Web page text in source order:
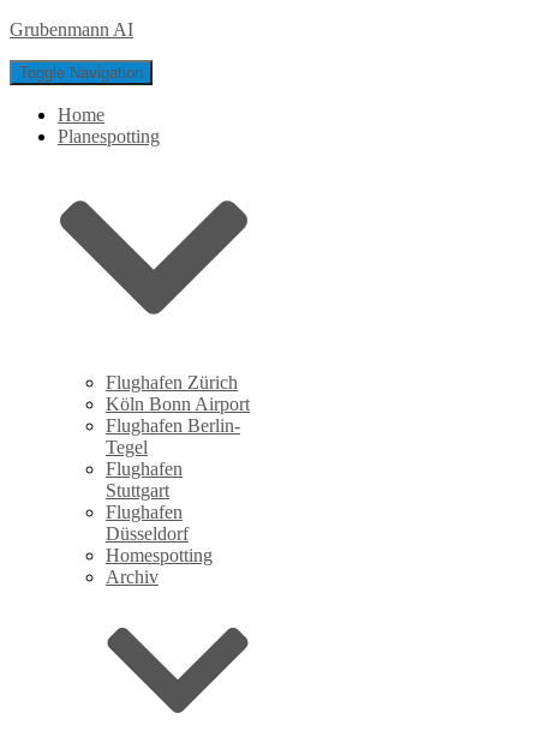
Grubenmann AI
Toggle Navigation
Home
Planespotting
Flughafen Zürich
Köln Bonn Airport
Flughafen Berlin-
Tegel
Flughafen
Stuttgart
Flughafen
Düsseldorf
Homespotting
Archiv